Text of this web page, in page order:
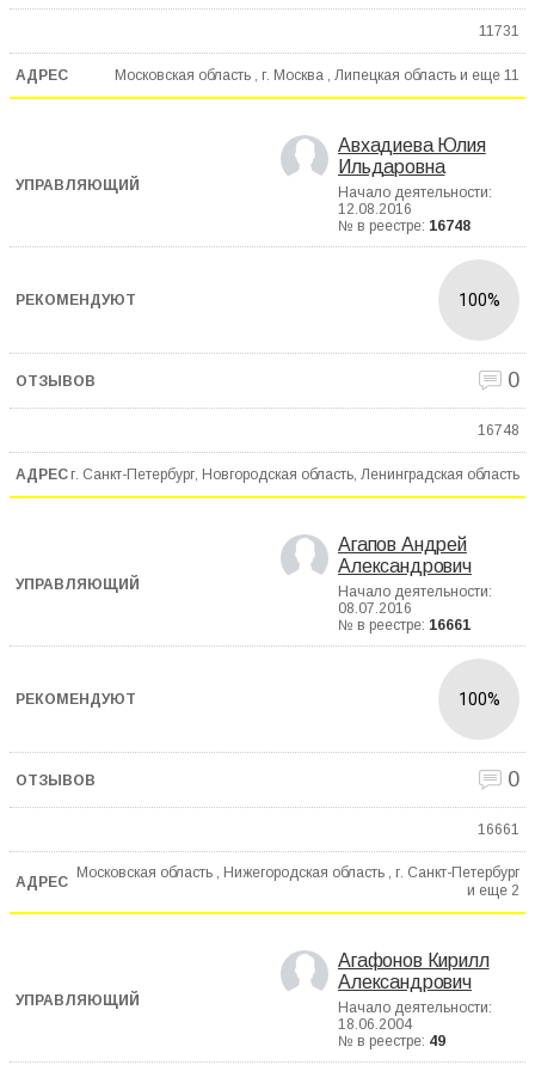
11731
Московская область , г. Москва , Липецкая область и еще 11
Авхадиева Юлия
Ильдаровна
Начало деятельности:
12.08.2016
№ в реестре: 16748
100%
0
16748
г. Санкт-Петербург, Новгородская область, Ленинградская область
Агапов Андрей
Александрович
Начало деятельности:
08.07.2016
№ в реестре: 16661
100%
0
16661
Московская область , Нижегородская область , г. Санкт-Петербург
и еще 2
Агафонов Кирилл
Александрович
Начало деятельности:
18.06.2004
№ в реестре: 49